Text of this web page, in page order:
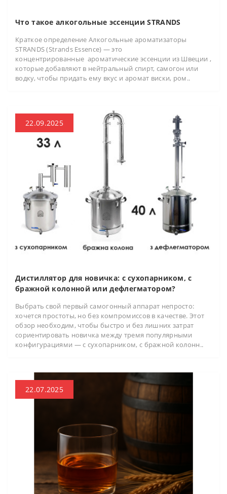
Что такое алкогольные эссенции STRANDS
Краткое определение Алкогольные ароматизаторы
STRANDS (Strands Essence) — это
концентрированные ароматические эссенции из Швеции ,
которые добавляют в нейтральный спирт, самогон или
водку, чтобы придать ему вкус и аромат виски, ром..
22.09.2025
Дистиллятор для новичка: с сухопарником, с
бражной колонной или дефлегматором?
Выбрать свой первый самогонный аппарат непросто:
хочется простоты, но без компромиссов в качестве. Этот
обзор необходим, чтобы быстро и без лишних затрат
сориентировать новичка между тремя популярными
конфигурациями — с сухопарником, с бражной колонн..
22.07.2025